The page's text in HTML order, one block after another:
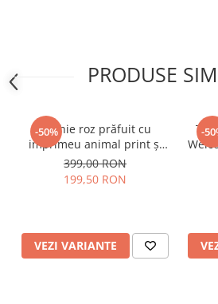
PRODUSE
-50%
Rochie roz prăfuit cu
imprimeu animal print și
curea
399,00 RON
199,50 RON
VEZI VARIANTE
-